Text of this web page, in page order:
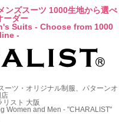
ンズスーツ 1000生地から選べ
ーダー
Suits - Choose from 1000
-
ーツ・オリジナル制服、パターンオ
店
スト 大阪
Women and Men - "CHARALIST"